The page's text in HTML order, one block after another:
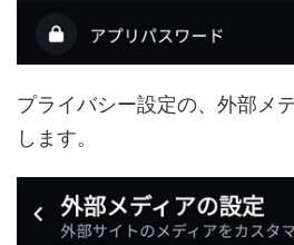
プライバシー設定の、外部メ
します。